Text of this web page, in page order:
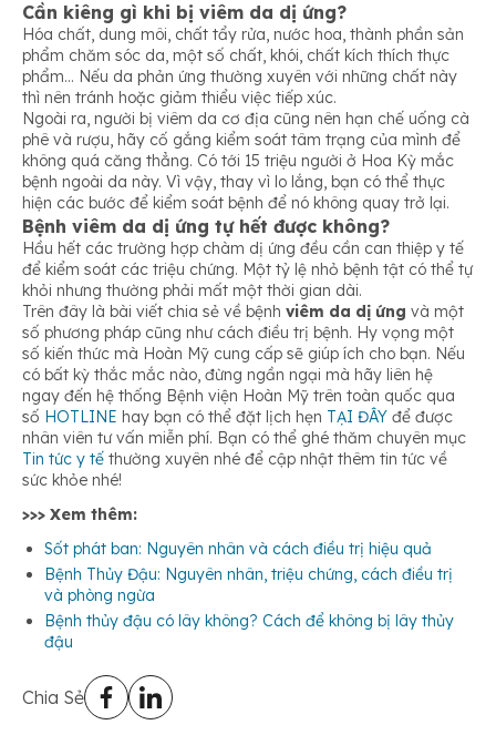
Cần kiêng gì khi bị viêm da dị ứng?
Hóa chất, dung môi, chất tẩy rửa, nước hoa, thành phần sản
phẩm chăm sóc da, một số chất, khói, chất kích thích thực
phẩm… Nếu da phản ứng thường xuyên với những chất này
thì nên tránh hoặc giảm thiểu việc tiếp xúc.
Ngoài ra, người bị viêm da cơ địa cũng nên hạn chế uống cà
phê và rượu, hãy cố gắng kiểm soát tâm trạng của mình để
không quá căng thẳng. Có tới 15 triệu người ở Hoa Kỳ mắc
bệnh ngoài da này. Vì vậy, thay vì lo lắng, bạn có thể thực
hiện các bước để kiểm soát bệnh để nó không quay trở lại.
Bệnh viêm da dị ứng tự hết được không?
Hầu hết các trường hợp chàm dị ứng đều cần can thiệp y tế
để kiểm soát các triệu chứng. Một tỷ lệ nhỏ bệnh tật có thể tự
khỏi nhưng thường phải mất một thời gian dài.
Trên đây là bài viết chia sẻ về bệnh viêm da dị ứng và một
số phương pháp cũng như cách điều trị bệnh. Hy vọng một
số kiến thức mà Hoàn Mỹ cung cấp sẽ giúp ích cho bạn. Nếu
có bất kỳ thắc mắc nào, đừng ngần ngại mà hãy liên hệ
ngay đến hệ thống Bệnh viện Hoàn Mỹ trên toàn quốc qua
số HOTLINE hay bạn có thể đặt lịch hẹn TẠI ĐÂY để được
nhân viên tư vấn miễn phí. Bạn có thể ghé thăm chuyên mục
Tin tức y tế thường xuyên nhé để cập nhật thêm tin tức về
sức khỏe nhé!
>>> Xem thêm:
Sốt phát ban: Nguyên nhân và cách điều trị hiệu quả
Bệnh Thủy Đậu: Nguyên nhân, triệu chứng, cách điều trị
và phòng ngừa
Bệnh thủy đậu có lây không? Cách để không bị lây thủy
đậu
Chia Sẻ